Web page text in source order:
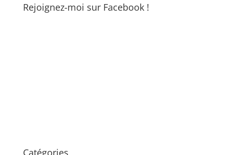
Rejoignez-moi sur Facebook !
Catégories